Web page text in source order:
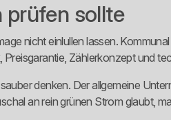
prüfen sollte
nicht einlullen lassen.
Zählerkonzept und
denken. Der allgemeine
an rein grünen Strom glaubt,